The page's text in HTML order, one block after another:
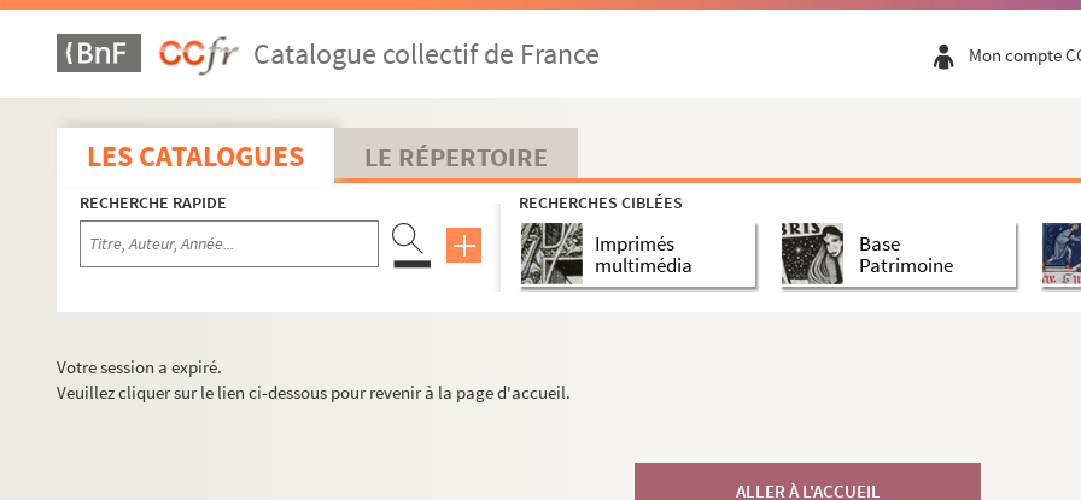
Catalogue collectif de France Mon compte
LES CATALOGUES LE RÉPERTOIRE
RECHERCHE RAPIDE RECHERCHES CIBLÉES
Imprimés
multimédia
Base
Patrimoine
Votre session a expiré.
Veuillez cliquer sur le lien ci-dessous pour revenir à la page d'accueil.
ALLER À L'ACCUEIL